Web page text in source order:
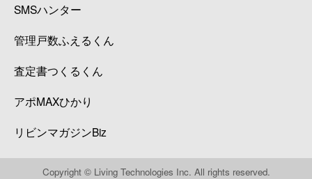
SMSハンター
管理戸数ふえるくん
査定書つくるくん
アポMAXひかり
リビンマガジンBiz
Copyright © Living Technologies Inc. All rights reserved.